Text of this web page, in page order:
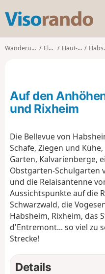
s
o
o
Wanderungen Elsass Haut-Rhin Habsheim
Auf den
und Rixheim
Die Bellevue von
Schafe, Ziegen und
Garten, Kalvarienberge,
Obstgarten-Schulgarten
und die Relaisantenne
Aussichtspunkte auf die
Schwarzwald, die
Habsheim, Rixheim, das
d'Entremont... so viel zu
Strecke!
Details